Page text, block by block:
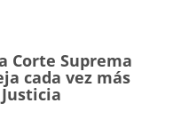
Corte Suprema
cada vez más